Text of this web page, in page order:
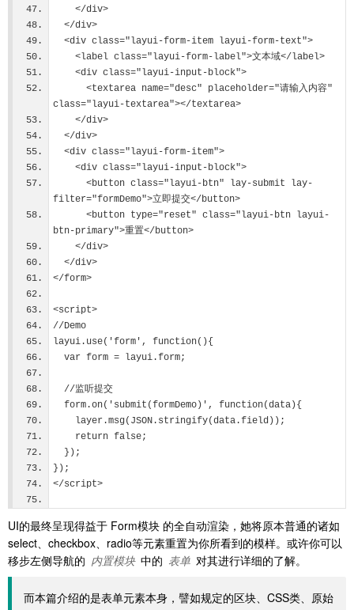
    </div>
  </div>
  <div class="layui-form-item layui-form-text">
    <label class="layui-form-label">文本域</label>
    <div class="layui-input-block">
class="layui-textarea"></textarea>
    </div>
  </div>
  <div class="layui-form-item">
    <div class="layui-input-block">
filter="formDemo">立即提交</button>
btn-primary">重置</button>
    </div>
  </div>
</form>
<script>
//Demo
layui.use('form', function(){
  var form = layui.form;
  //监听提交
  form.on('submit(formDemo)', function(data){
    layer.msg(JSON.stringify(data.field));
    return false;
  });
});
</script>
UI的最终呈现得益于 Form模块 的全自动渲染，她将原本普通的诸如
select、checkbox、radio等元素重置为你所看到的模样。或许你可以
移步左侧导航的 内置模块 中的 表单 对其进行详细的了解。
而本篇介绍的是表单元素本身，譬如规定的区块、CSS类、原始